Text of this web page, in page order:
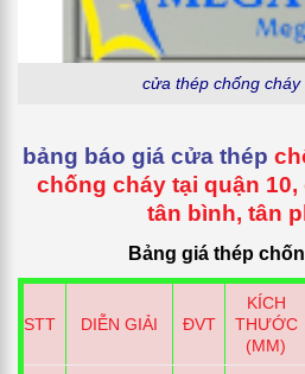
cửa thép chống cháy
bảng báo giá cửa thép
chống cháy tại quận 10,
tân bình, tân
Bảng giá thép
STT DIỄN GIẢI ĐVT
KÍCH
THƯỚC
(MM)